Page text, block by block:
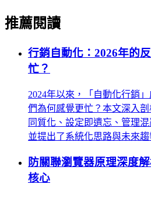
推薦閱讀
行銷自動化：2026年的
忙？
2024年以來，「自動化行銷
們為何感覺更忙？本文深入
同質化、設定即遺忘、管理
並提出了系統化思路與未來趨
防關聯瀏覽器原理深度
核心